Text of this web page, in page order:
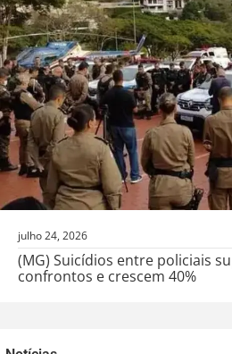
julho 24, 2026
(MG) Suicídios entre policiais
confrontos e crescem 40%